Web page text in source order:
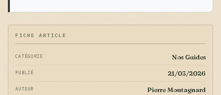
FICHE ARTICLE
CATÉGORIE Nos Guides
PUBLIÉ 21/03/2026
AUTEUR Pierre Montagnard